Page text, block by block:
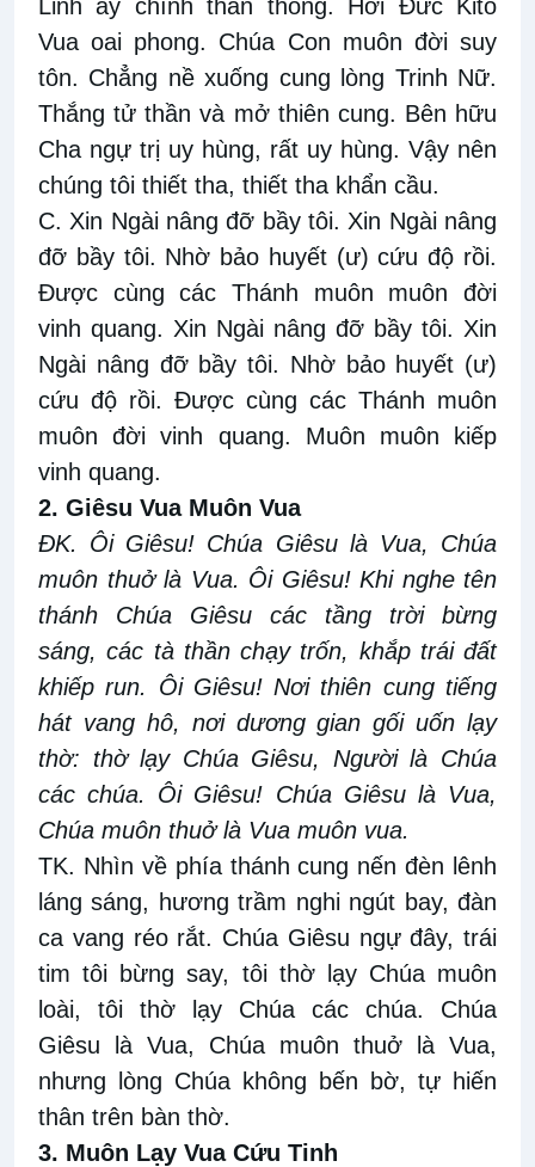
Linh ấy chính thần thông. Hỡi Đức Kitô
Vua oai phong. Chúa Con muôn đời suy
tôn. Chẳng nề xuống cung lòng Trinh Nữ.
Thắng tử thần và mở thiên cung. Bên hữu
Cha ngự trị uy hùng, rất uy hùng. Vậy nên
chúng tôi thiết tha, thiết tha khẩn cầu.
C. Xin Ngài nâng đỡ bầy tôi. Xin Ngài nâng
đỡ bầy tôi. Nhờ bảo huyết (ư) cứu độ rồi.
Được cùng các Thánh muôn muôn đời
vinh quang. Xin Ngài nâng đỡ bầy tôi. Xin
Ngài nâng đỡ bầy tôi. Nhờ bảo huyết (ư)
cứu độ rồi. Được cùng các Thánh muôn
muôn đời vinh quang. Muôn muôn kiếp
vinh quang.
2. Giêsu Vua Muôn Vua
ĐK. Ôi Giêsu! Chúa Giêsu là Vua, Chúa
muôn thuở là Vua. Ôi Giêsu! Khi nghe tên
thánh Chúa Giêsu các tầng trời bừng
sáng, các tà thần chạy trốn, khắp trái đất
khiếp run. Ôi Giêsu! Nơi thiên cung tiếng
hát vang hô, nơi dương gian gối uốn lạy
thờ: thờ lạy Chúa Giêsu, Người là Chúa
các chúa. Ôi Giêsu! Chúa Giêsu là Vua,
Chúa muôn thuở là Vua muôn vua.
TK. Nhìn về phía thánh cung nến đèn lênh
láng sáng, hương trầm nghi ngút bay, đàn
ca vang réo rắt. Chúa Giêsu ngự đây, trái
tim tôi bừng say, tôi thờ lạy Chúa muôn
loài, tôi thờ lạy Chúa các chúa. Chúa
Giêsu là Vua, Chúa muôn thuở là Vua,
nhưng lòng Chúa không bến bờ, tự hiến
thân trên bàn thờ.
3. Muôn Lạy Vua Cứu Tinh